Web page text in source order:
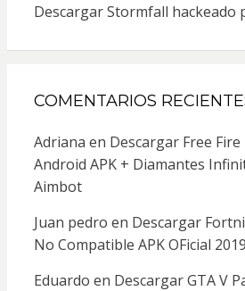
Descargar Stormfall hackeado
COMENTARIOS
Adriana en Descargar Free
Android APK + Diamantes
Aimbot
Juan pedro en Descargar
No Compatible APK OFicial 2019
Eduardo en Descargar GTA V